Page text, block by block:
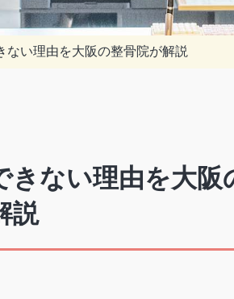
ない理由を大阪の整骨院が解説
きない理由を大阪
説